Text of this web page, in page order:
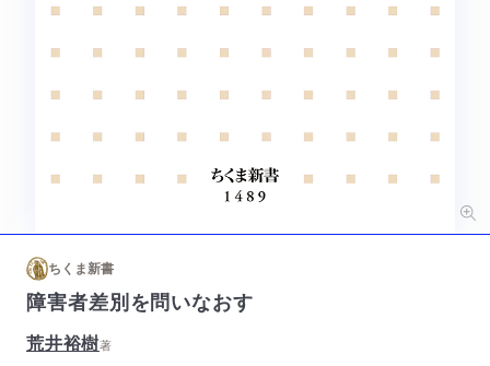
ちくま新書
障害者差別を問いなおす
荒井裕樹著